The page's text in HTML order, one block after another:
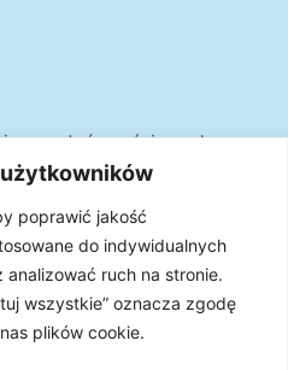
poprawić jakość
do indywidualnych
ruch na stronie.
wszystkie” oznacza zgodę
plików cookie.
zasad równościowych